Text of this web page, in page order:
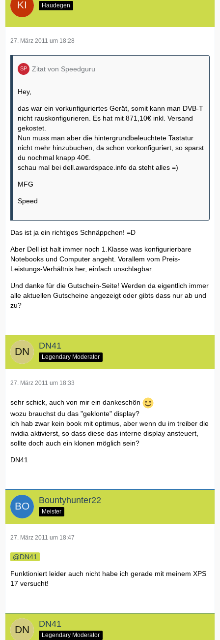
Haudegen
27. März 2011 um 18:28
Zitat von Speedguru
Hey,
das war ein vorkunfiguriertes Gerät, somit kann man DVB-T
nicht rauskonfigurieren. Es hat mit 871,10€ inkl. Versand
gekostet.
Nun muss man aber die hintergrundbeleuchtete Tastatur
nicht mehr hinzubuchen, da schon vorkonfiguriert, so sparst
du nochmal knapp 40€.
schau mal bei dell.awardspace.info da steht alles =)
MFG
Speed
Das ist ja ein richtiges Schnäppchen! =D
Aber Dell ist halt immer noch 1.Klasse was konfigurierbare
Notebooks und Computer angeht. Vorallem vom Preis-
Leistungs-Verhältnis her, einfach unschlagbar.
Und danke für die Gutschein-Seite! Werden da eigentlich immer
alle aktuellen Gutscheine angezeigt oder gibts dass nur ab und
zu?
DN41
Legendary Moderator
27. März 2011 um 18:33
sehr schick, auch von mir ein dankeschön
wozu brauchst du das "geklonte" display?
ich hab zwar kein book mit optimus, aber wenn du im treiber die
nvidia aktivierst, so dass diese das interne display ansteuert,
sollte doch auch ein klonen möglich sein?
DN41
Bountyhunter22
Meister
27. März 2011 um 18:47
DN41
Funktioniert leider auch nicht habe ich gerade mit meinem XPS
17 versucht!
DN41
Legendary Moderator